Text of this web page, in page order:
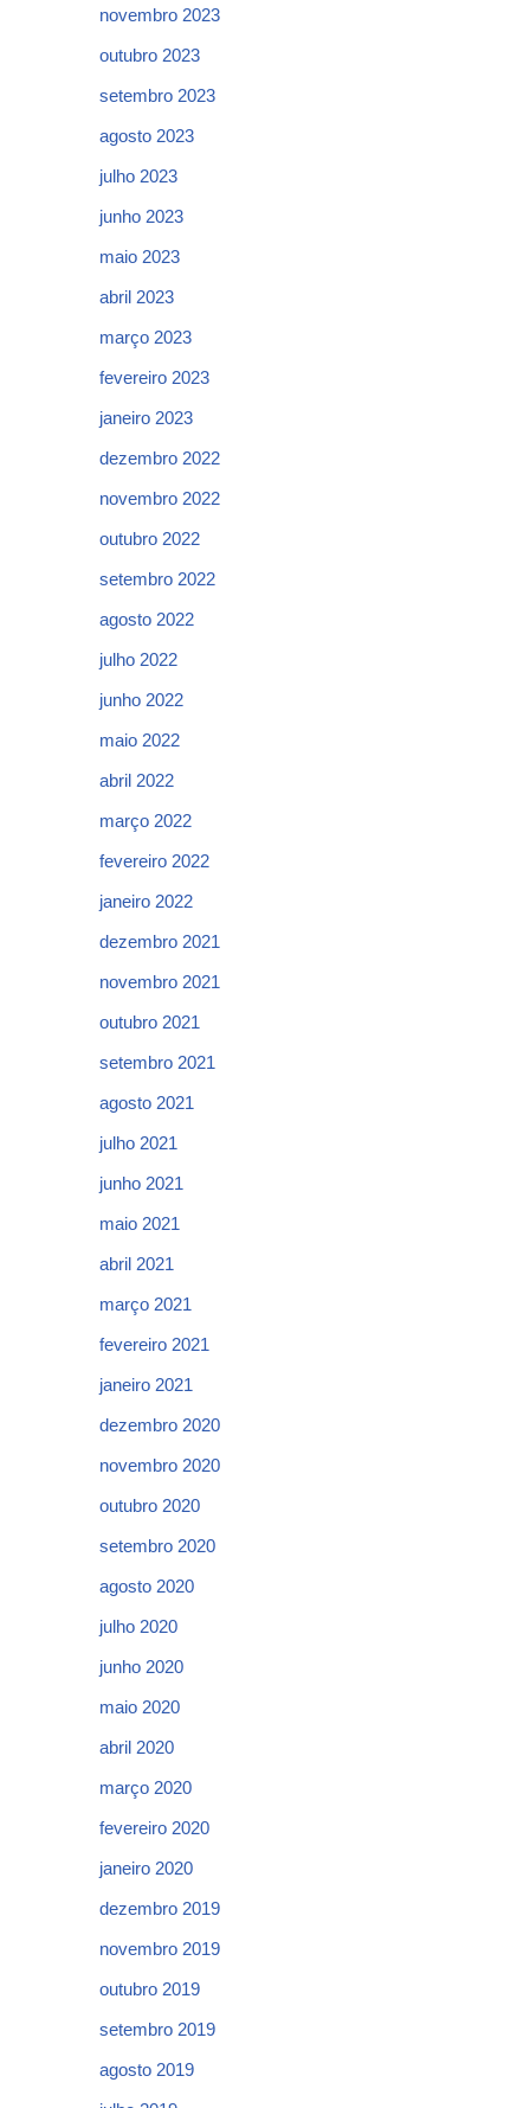
novembro 2023
outubro 2023
setembro 2023
agosto 2023
julho 2023
junho 2023
maio 2023
abril 2023
março 2023
fevereiro 2023
janeiro 2023
dezembro 2022
novembro 2022
outubro 2022
setembro 2022
agosto 2022
julho 2022
junho 2022
maio 2022
abril 2022
março 2022
fevereiro 2022
janeiro 2022
dezembro 2021
novembro 2021
outubro 2021
setembro 2021
agosto 2021
julho 2021
junho 2021
maio 2021
abril 2021
março 2021
fevereiro 2021
janeiro 2021
dezembro 2020
novembro 2020
outubro 2020
setembro 2020
agosto 2020
julho 2020
junho 2020
maio 2020
abril 2020
março 2020
fevereiro 2020
janeiro 2020
dezembro 2019
novembro 2019
outubro 2019
setembro 2019
agosto 2019